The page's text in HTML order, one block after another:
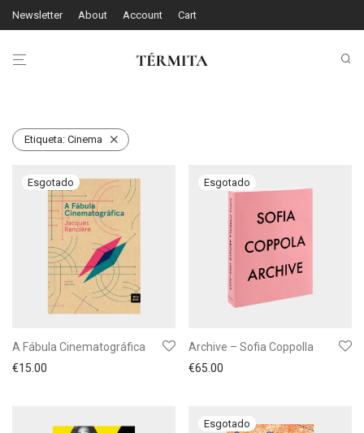
Newsletter About Account Cart
Etiqueta: Cinema
A Fábula Cinematográfica
€15.00
Archive – Sofia Coppolla
€65.00